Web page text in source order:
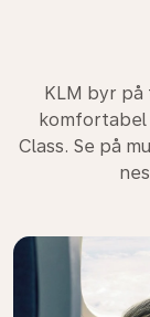
KLM byr
komfortabel
Class. Se på